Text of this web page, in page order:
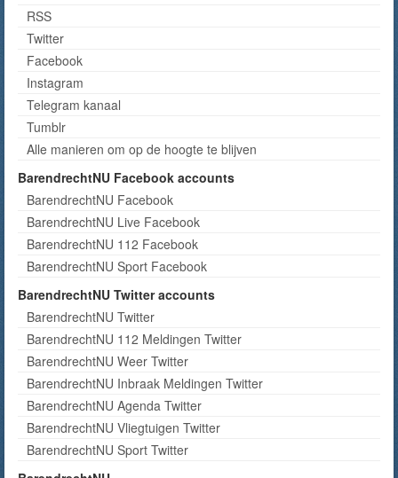
RSS
Twitter
Facebook
Instagram
Telegram kanaal
Tumblr
Alle manieren om op de hoogte te blijven
BarendrechtNU Facebook accounts
BarendrechtNU Facebook
BarendrechtNU Live Facebook
BarendrechtNU 112 Facebook
BarendrechtNU Sport Facebook
BarendrechtNU Twitter accounts
BarendrechtNU Twitter
BarendrechtNU 112 Meldingen Twitter
BarendrechtNU Weer Twitter
BarendrechtNU Inbraak Meldingen Twitter
BarendrechtNU Agenda Twitter
BarendrechtNU Vliegtuigen Twitter
BarendrechtNU Sport Twitter